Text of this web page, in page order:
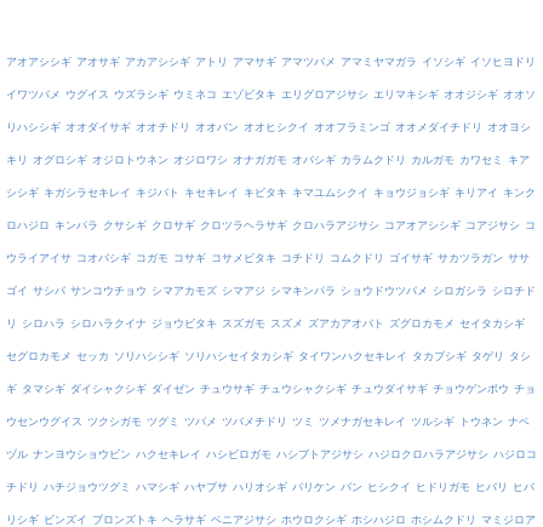
アオアシシギ アオサギ アカアシシギ アトリ アマサギ アマツバメ アマミヤマガラ イソシギ イソヒヨドリ
イワツバメ ウグイス ウズラシギ ウミネコ エゾビタキ エリグロアジサシ エリマキシギ オオジシギ オオソ
リハシシギ オオダイサギ オオチドリ オオバン オオヒシクイ オオフラミンゴ オオメダイチドリ オオヨシ
キリ オグロシギ オジロトウネン オジロワシ オナガガモ オバシギ カラムクドリ カルガモ カワセミ キア
シシギ キガシラセキレイ キジバト キセキレイ キビタキ キマユムシクイ キョウジョシギ キリアイ キンク
ロハジロ キンパラ クサシギ クロサギ クロツラヘラサギ クロハラアジサシ コアオアシシギ コアジサシ コ
ウライアイサ コオバシギ コガモ コサギ コサメビタキ コチドリ コムクドリ ゴイサギ サカツラガン ササ
ゴイ サシバ サンコウチョウ シマアカモズ シマアジ シマキンパラ ショウドウツバメ シロガシラ シロチド
リ シロハラ シロハラクイナ ジョウビタキ スズガモ スズメ ズアカアオバト ズグロカモメ セイタカシギ
セグロカモメ セッカ ソリハシシギ ソリハシセイタカシギ タイワンハクセキレイ タカブシギ タゲリ タシ
ギ タマシギ ダイシャクシギ ダイゼン チュウサギ チュウシャクシギ チュウダイサギ チョウゲンボウ チョ
ウセンウグイス ツクシガモ ツグミ ツバメ ツバメチドリ ツミ ツメナガセキレイ ツルシギ トウネン ナベ
ヅル ナンヨウショウビン ハクセキレイ ハシビロガモ ハシブトアジサシ ハジロクロハラアジサシ ハジロコ
チドリ ハチジョウツグミ ハマシギ ハヤブサ ハリオシギ バリケン バン ヒシクイ ヒドリガモ ヒバリ ヒバ
リシギ ビンズイ ブロンズトキ ヘラサギ ベニアジサシ ホウロクシギ ホシハジロ ホシムクドリ マミジロア